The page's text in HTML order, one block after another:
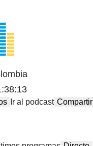
Ir al podcast Compartir